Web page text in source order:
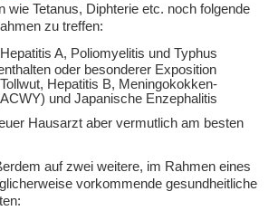
wie Tetanus, Diphterie etc. noch folgende
zu treffen:
A, Poliomyelitis und Typhus
oder besonderer Exposition
Hepatitis B, Meningokokken-
und Japanische Enzephalitis
Hausarzt aber vermutlich am besten
auf zwei weitere, im Rahmen eines
vorkommende gesundheitliche